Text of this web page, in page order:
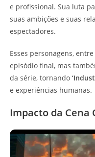
e profissional. Sua luta
suas ambições e suas
espectadores.
Esses personagens,
episódio final, mas
da série, tornando
e experiências humanas.
Impacto da Cena